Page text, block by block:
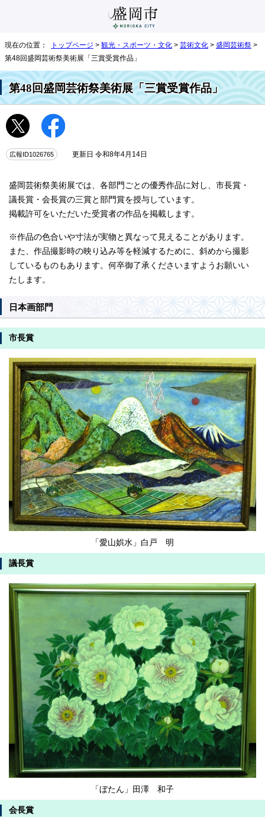
現在の位置： トップページ > 観光・スポーツ・文化 > 芸術文化 > 盛岡芸術祭 >
第48回盛岡芸術祭美術展「三賞受賞作品」
第48回盛岡芸術祭美術展「三賞受賞作品」
広報ID1026765 更新日 令和8年4月14日
盛岡芸術祭美術展では、各部門ごとの優秀作品に対し、市長賞・
議長賞・会長賞の三賞と部門賞を授与しています。
掲載許可をいただいた受賞者の作品を掲載します。
※作品の色合いや寸法が実物と異なって見えることがあります。
また、作品撮影時の映り込み等を軽減するために、斜めから撮影
しているものもあります。何卒御了承くださいますようお願いい
たします。
日本画部門
市長賞
「愛山娯水」白戸 明
議長賞
「ぼたん」田澤 和子
会長賞